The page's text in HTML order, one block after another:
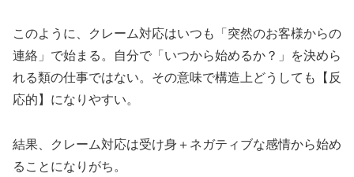
このように、クレーム対応はいつも「突然のお客様からの
連絡」で始まる。自分で「いつから始めるか？」を決めら
れる類の仕事ではない。その意味で構造上どうしても【反
応的】になりやすい。
結果、クレーム対応は受け身＋ネガティブな感情から始め
ることになりがち。